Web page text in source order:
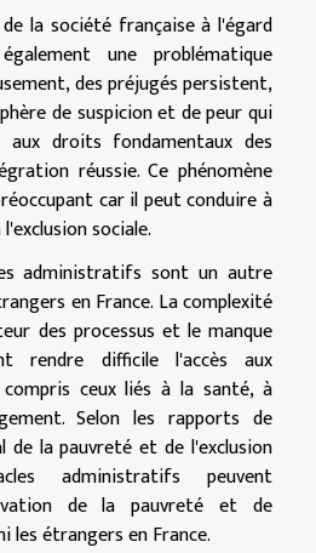
la société française à l'égard
une problématique
des préjugés persistent,
de suspicion et de peur qui
droits fondamentaux des
réussie. Ce phénomène
car il peut conduire à
sociale.
administratifs sont un autre
en France. La complexité
des processus et le manque
rendre difficile l'accès aux
ceux liés à la santé, à
Selon les rapports de
de la pauvreté et de l'exclusion
administratifs peuvent
de la pauvreté et de
les étrangers en France.